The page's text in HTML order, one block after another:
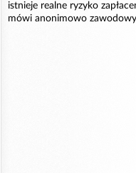
istnieje realne ryzyko
mówi anonimowo